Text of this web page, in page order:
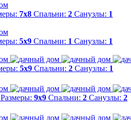
7х8 Спальни: 2 Санузлы: 1
5х9 Спальни: 1 Санузлы: 1
5х9 Спальни: 2 Санузлы: 1
Размеры: 9х9 Спальни: 2 Санузлы: 2